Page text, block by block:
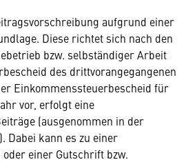
aufgrund einer
Diese richtet sich nach den
bzw. selbständiger Arbeit
des drittvorangegangenen
Einkommenssteuerbescheid für
vor, erfolgt eine
(ausgenommen in der
Dabei kann es zu einer
einer Gutschrift bzw.